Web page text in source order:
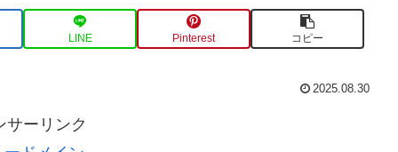
LINE Pinterest コピー
2025.08.30
サーリンク